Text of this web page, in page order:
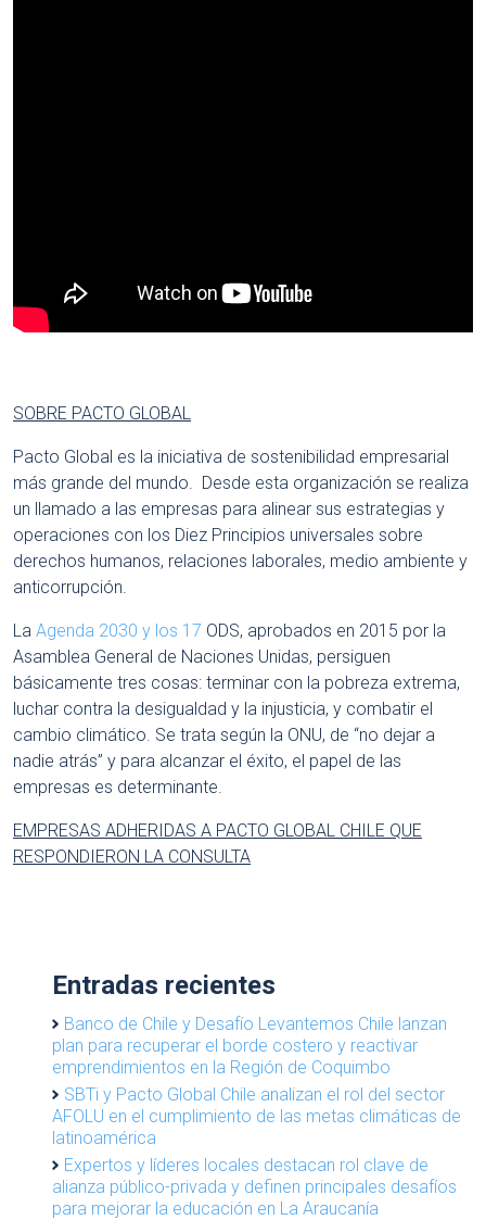
SOBRE PACTO GLOBAL
Pacto Global es la iniciativa de sostenibilidad empresarial
más grande del mundo. Desde esta organización se realiza
un llamado a las empresas para alinear sus estrategias y
operaciones con los Diez Principios universales sobre
derechos humanos, relaciones laborales, medio ambiente y
anticorrupción.
La Agenda 2030 y los 17 ODS, aprobados en 2015 por la
Asamblea General de Naciones Unidas, persiguen
básicamente tres cosas: terminar con la pobreza extrema,
luchar contra la desigualdad y la injusticia, y combatir el
cambio climático. Se trata según la ONU, de “no dejar a
nadie atrás” y para alcanzar el éxito, el papel de las
empresas es determinante.
EMPRESAS ADHERIDAS A PACTO GLOBAL CHILE QUE
RESPONDIERON LA CONSULTA
Entradas recientes
Banco de Chile y Desafío Levantemos Chile lanzan
plan para recuperar el borde costero y reactivar
emprendimientos en la Región de Coquimbo
SBTi y Pacto Global Chile analizan el rol del sector
AFOLU en el cumplimiento de las metas climáticas de
latinoamérica
Expertos y líderes locales destacan rol clave de
alianza público-privada y definen principales desafíos
para mejorar la educación en La Araucanía